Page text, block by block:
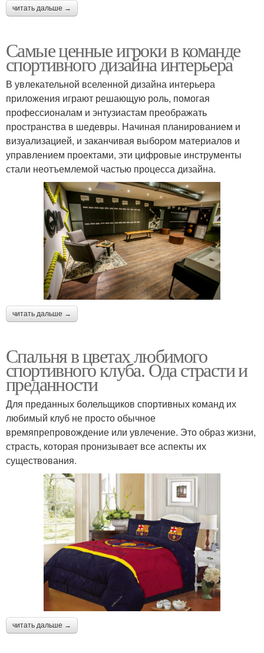
читать дальше →
Самые ценные игроки в команде
спортивного дизайна интерьера
В увлекательной вселенной дизайна интерьера
приложения играют решающую роль, помогая
профессионалам и энтузиастам преображать
пространства в шедевры. Начиная планированием и
визуализацией, и заканчивая выбором материалов и
управлением проектами, эти цифровые инструменты
стали неотъемлемой частью процесса дизайна.
читать дальше →
Спальня в цветах любимого
спортивного клуба. Ода страсти и
преданности
Для преданных болельщиков спортивных команд их
любимый клуб не просто обычное
времяпрепровождение или увлечение. Это образ жизни,
страсть, которая пронизывает все аспекты их
существования.
читать дальше →